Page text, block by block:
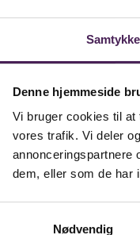
Samtykke
Denne hjemmeside
Vi bruger cookies til
vores trafik. Vi deler
annonceringspartnere
dem, eller som de har
Nødvendig
Drama College
Drama College?
tilbyder i
IB)
Housing